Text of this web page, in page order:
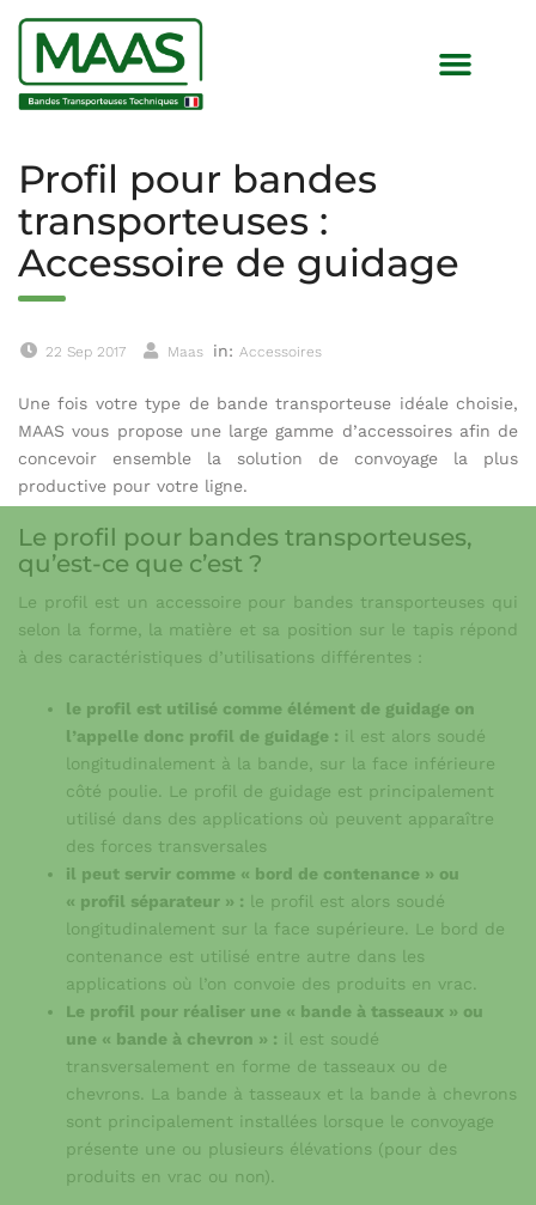
Profil pour bandes
transporteuses :
Accessoire de guidage
22 Sep 2017 Maas in: Accessoires
Une fois votre type de bande transporteuse idéale choisie,
MAAS vous propose une large gamme d’accessoires afin de
concevoir ensemble la solution de convoyage la plus
productive pour votre ligne.
Le profil pour bandes transporteuses,
qu’est-ce que c’est ?
Le profil est un accessoire pour bandes transporteuses qui
selon la forme, la matière et sa position sur le tapis répond
à des caractéristiques d’utilisations différentes :
le profil est utilisé comme élément de guidage on
l’appelle donc profil de guidage : il est alors soudé
longitudinalement à la bande, sur la face inférieure
côté poulie. Le profil de guidage est principalement
utilisé dans des applications où peuvent apparaître
des forces transversales
il peut servir comme « bord de contenance » ou
« profil séparateur » : le profil est alors soudé
longitudinalement sur la face supérieure. Le bord de
contenance est utilisé entre autre dans les
applications où l’on convoie des produits en vrac.
Le profil pour réaliser une « bande à tasseaux » ou
une « bande à chevron » : il est soudé
transversalement en forme de tasseaux ou de
chevrons. La bande à tasseaux et la bande à chevrons
sont principalement installées lorsque le convoyage
présente une ou plusieurs élévations (pour des
produits en vrac ou non).